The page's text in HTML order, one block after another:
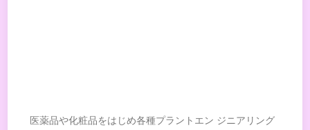
医薬品や化粧品をはじめ各種プラントエン ジニアリング